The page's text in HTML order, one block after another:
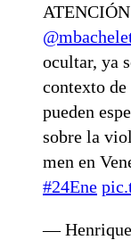
ATENCIÓN
ocultar, ya
contexto de
pueden
sobre la
men en
#24Ene
— Henrique